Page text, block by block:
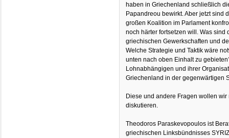
haben in Griechenland schließlich
Papandreou bewirkt. Aber jetzt sind
großen Koalition im Parlament
noch härter fortsetzen will. Was
griechischen Gewerkschaften und
Welche Strategie und Taktik wäre
unten nach oben Einhalt zu
Lohnabhängigen und ihrer
Griechenland in der gegenwärtigen
Diese und andere Fragen wollen
diskutieren.
Theodoros Paraskevopoulos ist
griechischen Linksbündnisses